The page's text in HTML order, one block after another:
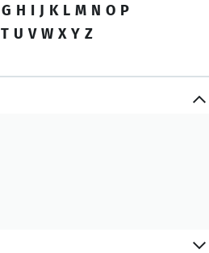
G H I J K L M N O P
T U V W X Y Z